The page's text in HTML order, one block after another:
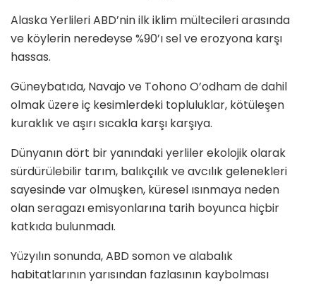
Alaska Yerlileri ABD’nin ilk iklim mültecileri arasında
ve köylerin neredeyse %90’ı sel ve erozyona karşı
hassas.
Güneybatıda, Navajo ve Tohono O’odham de dahil
olmak üzere iç kesimlerdeki topluluklar, kötüleşen
kuraklık ve aşırı sıcakla karşı karşıya.
Dünyanın dört bir yanındaki yerliler ekolojik olarak
sürdürülebilir tarım, balıkçılık ve avcılık gelenekleri
sayesinde var olmuşken, küresel ısınmaya neden
olan seragazı emisyonlarına tarih boyunca hiçbir
katkıda bulunmadı.
Yüzyılın sonunda, ABD somon ve alabalık
habitatlarının yarısından fazlasının kaybolması